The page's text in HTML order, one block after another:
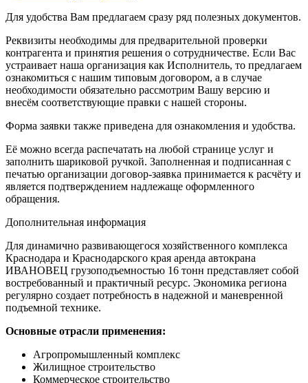
Для удобства Вам предлагаем сразу ряд полезных документов.
Реквизиты необходимы для предварительной проверки
контрагента и принятия решения о сотрудничестве. Если Вас
устраивает наша организация как Исполнитель, то предлагаем
ознакомиться с нашим типовым договором, а в случае
необходимости обязательно рассмотрим Вашу версию и
внесём соответствующие правки с нашей стороны.
Форма заявки также приведена для ознакомления и удобства.
Её можно всегда распечатать на любой странице услуг и
заполнить шариковой ручкой. Заполненная и подписанная с
печатью организации договор-заявка принимается к расчёту и
является подтверждением надлежаще оформленного
обращения.
Дополнительная информация
Для динамично развивающегося хозяйственного комплекса
Краснодара и Краснодарского края аренда автокрана
ИВАНОВЕЦ грузоподъемностью 16 тонн представляет собой
востребованный и практичный ресурс. Экономика региона
регулярно создает потребность в надежной и маневренной
подъемной технике.
Основные отрасли применения:
Агропромышленный комплекс
Жилищное строительство
Коммерческое строительство